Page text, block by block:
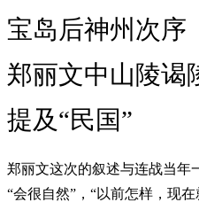
宝岛后神州次序
郑丽文中山陵谒
提及“民国”
郑丽文这次的叙述与连战当年
“会很自然”，“以前怎样，现在